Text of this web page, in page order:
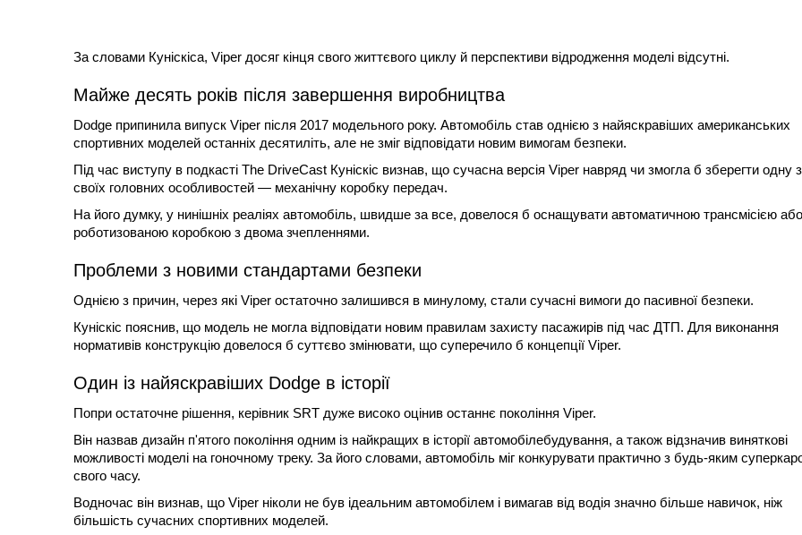
За словами Куніскіса, Viper досяг кінця свого життєвого циклу й перспективи відродження моделі відсутні.
Майже десять років після завершення виробництва
Dodge припинила випуск Viper після 2017 модельного року. Автомобіль став однією з найяскравіших американських
спортивних моделей останніх десятиліть, але не зміг відповідати новим вимогам безпеки.
Під час виступу в подкасті The DriveCast Куніскіс визнав, що сучасна версія Viper навряд чи змогла б зберегти одну
своїх головних особливостей — механічну коробку передач.
На його думку, у нинішніх реаліях автомобіль, швидше за все, довелося б оснащувати автоматичною трансмісією або
роботизованою коробкою з двома зчепленнями.
Проблеми з новими стандартами безпеки
Однією з причин, через які Viper остаточно залишився в минулому, стали сучасні вимоги до пасивної безпеки.
Куніскіс пояснив, що модель не могла відповідати новим правилам захисту пасажирів під час ДТП. Для виконання
нормативів конструкцію довелося б суттєво змінювати, що суперечило б концепції Viper.
Один із найяскравіших Dodge в історії
Попри остаточне рішення, керівник SRT дуже високо оцінив останнє покоління Viper.
Він назвав дизайн п'ятого покоління одним із найкращих в історії автомобілебудування, а також відзначив виняткові
можливості моделі на гоночному треку. За його словами, автомобіль міг конкурувати практично з будь-яким
свого часу.
Водночас він визнав, що Viper ніколи не був ідеальним автомобілем і вимагав від водія значно більше навичок, ніж
більшість сучасних спортивних моделей.